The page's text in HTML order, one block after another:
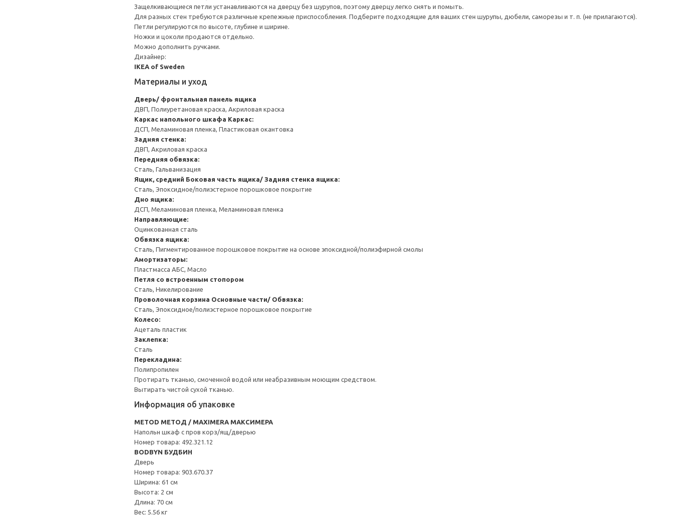
Защелкивающиеся петли устанавливаются на дверцу без шурупов, поэтому дверцу легко снять и помыть.
Для разных стен требуются различные крепежные приспособления. Подберите подходящие для ваших стен шурупы, дюбели, саморезы и т. п. (не прилагаются).
Петли регулируются по высоте, глубине и ширине.
Ножки и цоколи продаются отдельно.
Можно дополнить ручками.
Дизайнер:
IKEA of Sweden
Материалы и уход
Дверь/ фронтальная панель ящика
ДВП, Полиуретановая краска, Акриловая краска
Каркас напольного шкафа Каркас:
ДСП, Меламиновая пленка, Пластиковая окантовка
Задняя стенка:
ДВП, Акриловая краска
Передняя обвязка:
Сталь, Гальванизация
Ящик, средний Боковая часть ящика/ Задняя стенка ящика:
Сталь, Эпоксидное/полиэстерное порошковое покрытие
Дно ящика:
ДСП, Меламиновая пленка, Меламиновая пленка
Направляющие:
Оцинкованная сталь
Обвязка ящика:
Сталь, Пигментированное порошковое покрытие на основе эпоксидной/полиэфирной смолы
Амортизаторы:
Пластмасса АБС, Масло
Петля со встроенным стопором
Сталь, Никелирование
Проволочная корзина Основные части/ Обвязка:
Сталь, Эпоксидное/полиэстерное порошковое покрытие
Колесо:
Ацеталь пластик
Заклепка:
Сталь
Перекладина:
Полипропилен
Протирать тканью, смоченной водой или неабразивным моющим средством.
Вытирать чистой сухой тканью.
Информация об упаковке
METOD МЕТОД / MAXIMERA МАКСИМЕРА
Напольн шкаф с пров корз/ящ/дверью
Номер товара: 492.321.12
BODBYN БУДБИН
Дверь
Номер товара: 903.670.37
Ширина: 61 см
Высота: 2 см
Длина: 70 см
Вес: 5.56 кг